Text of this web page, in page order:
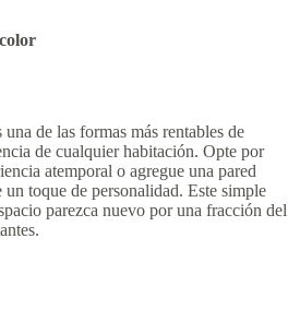
de las formas más rentables de
de cualquier habitación. Opte por
atemporal o agregue una pared
toque de personalidad. Este simple
parezca nuevo por una fracción del